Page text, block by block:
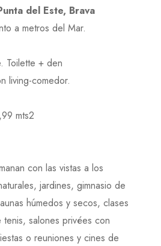
del Este, Brava
a metros del Mar.
Toilette + den
living-comedor.
mts2
con las vistas a los
jardines, gimnasio de
húmedos y secos, clases
salones privées con
o reuniones y cines de